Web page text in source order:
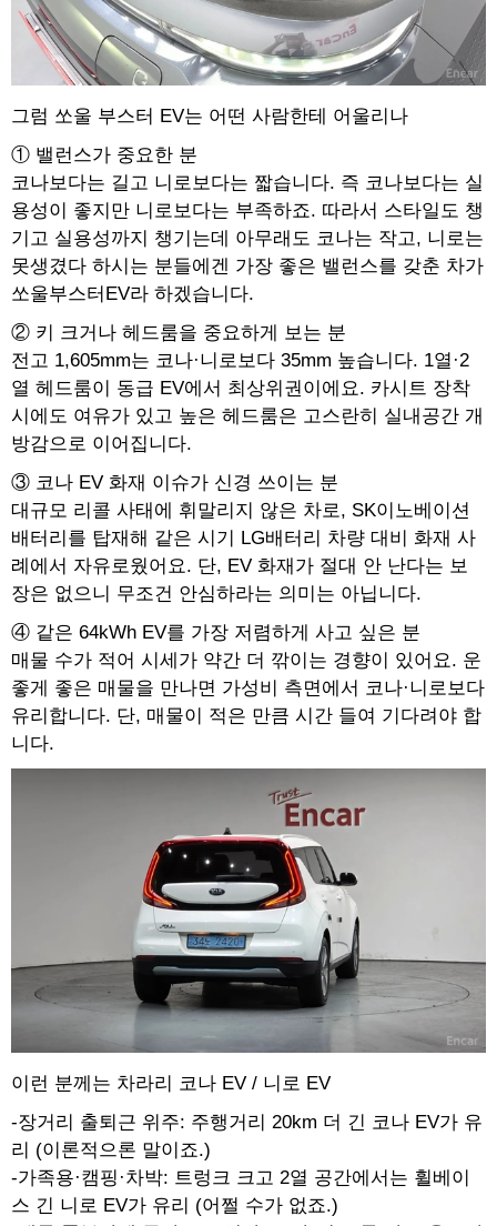
그럼 쏘울 부스터 EV는 어떤 사람한테 어울리나
① 밸런스가 중요한 분
코나보다는 길고 니로보다는 짧습니다. 즉 코나보다는 실
용성이 좋지만 니로보다는 부족하죠. 따라서 스타일도 챙
기고 실용성까지 챙기는데 아무래도 코나는 작고, 니로는
못생겼다 하시는 분들에겐 가장 좋은 밸런스를 갖춘 차가
쏘울부스터EV라 하겠습니다.
② 키 크거나 헤드룸을 중요하게 보는 분
전고 1,605mm는 코나·니로보다 35mm 높습니다. 1열·2
열 헤드룸이 동급 EV에서 최상위권이에요. 카시트 장착
시에도 여유가 있고 높은 헤드룸은 고스란히 실내공간 개
방감으로 이어집니다.
③ 코나 EV 화재 이슈가 신경 쓰이는 분
대규모 리콜 사태에 휘말리지 않은 차로, SK이노베이션
배터리를 탑재해 같은 시기 LG배터리 차량 대비 화재 사
례에서 자유로웠어요. 단, EV 화재가 절대 안 난다는 보
장은 없으니 무조건 안심하라는 의미는 아닙니다.
④ 같은 64kWh EV를 가장 저렴하게 사고 싶은 분
매물 수가 적어 시세가 약간 더 깎이는 경향이 있어요. 운
좋게 좋은 매물을 만나면 가성비 측면에서 코나·니로보다
유리합니다. 단, 매물이 적은 만큼 시간 들여 기다려야 합
니다.
이런 분께는 차라리 코나 EV / 니로 EV
-장거리 출퇴근 위주: 주행거리 20km 더 긴 코나 EV가 유
리 (이론적으론 말이죠.)
-가족용·캠핑·차박: 트렁크 크고 2열 공간에서는 휠베이
스 긴 니로 EV가 유리 (어쩔 수가 없죠.)